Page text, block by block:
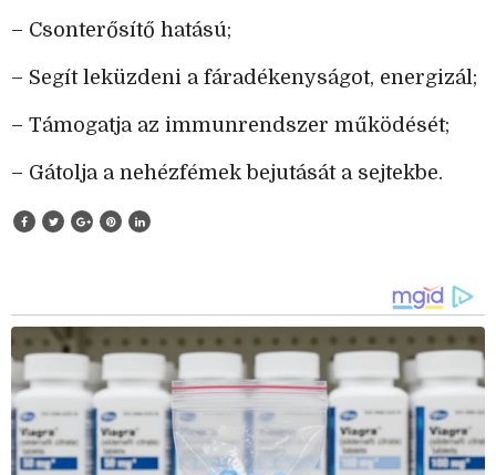
– Csonterősítő hatású;
– Segít leküzdeni a fáradékenyságot, energizál;
– Támogatja az immunrendszer működését;
– Gátolja a nehézfémek bejutását a sejtekbe.